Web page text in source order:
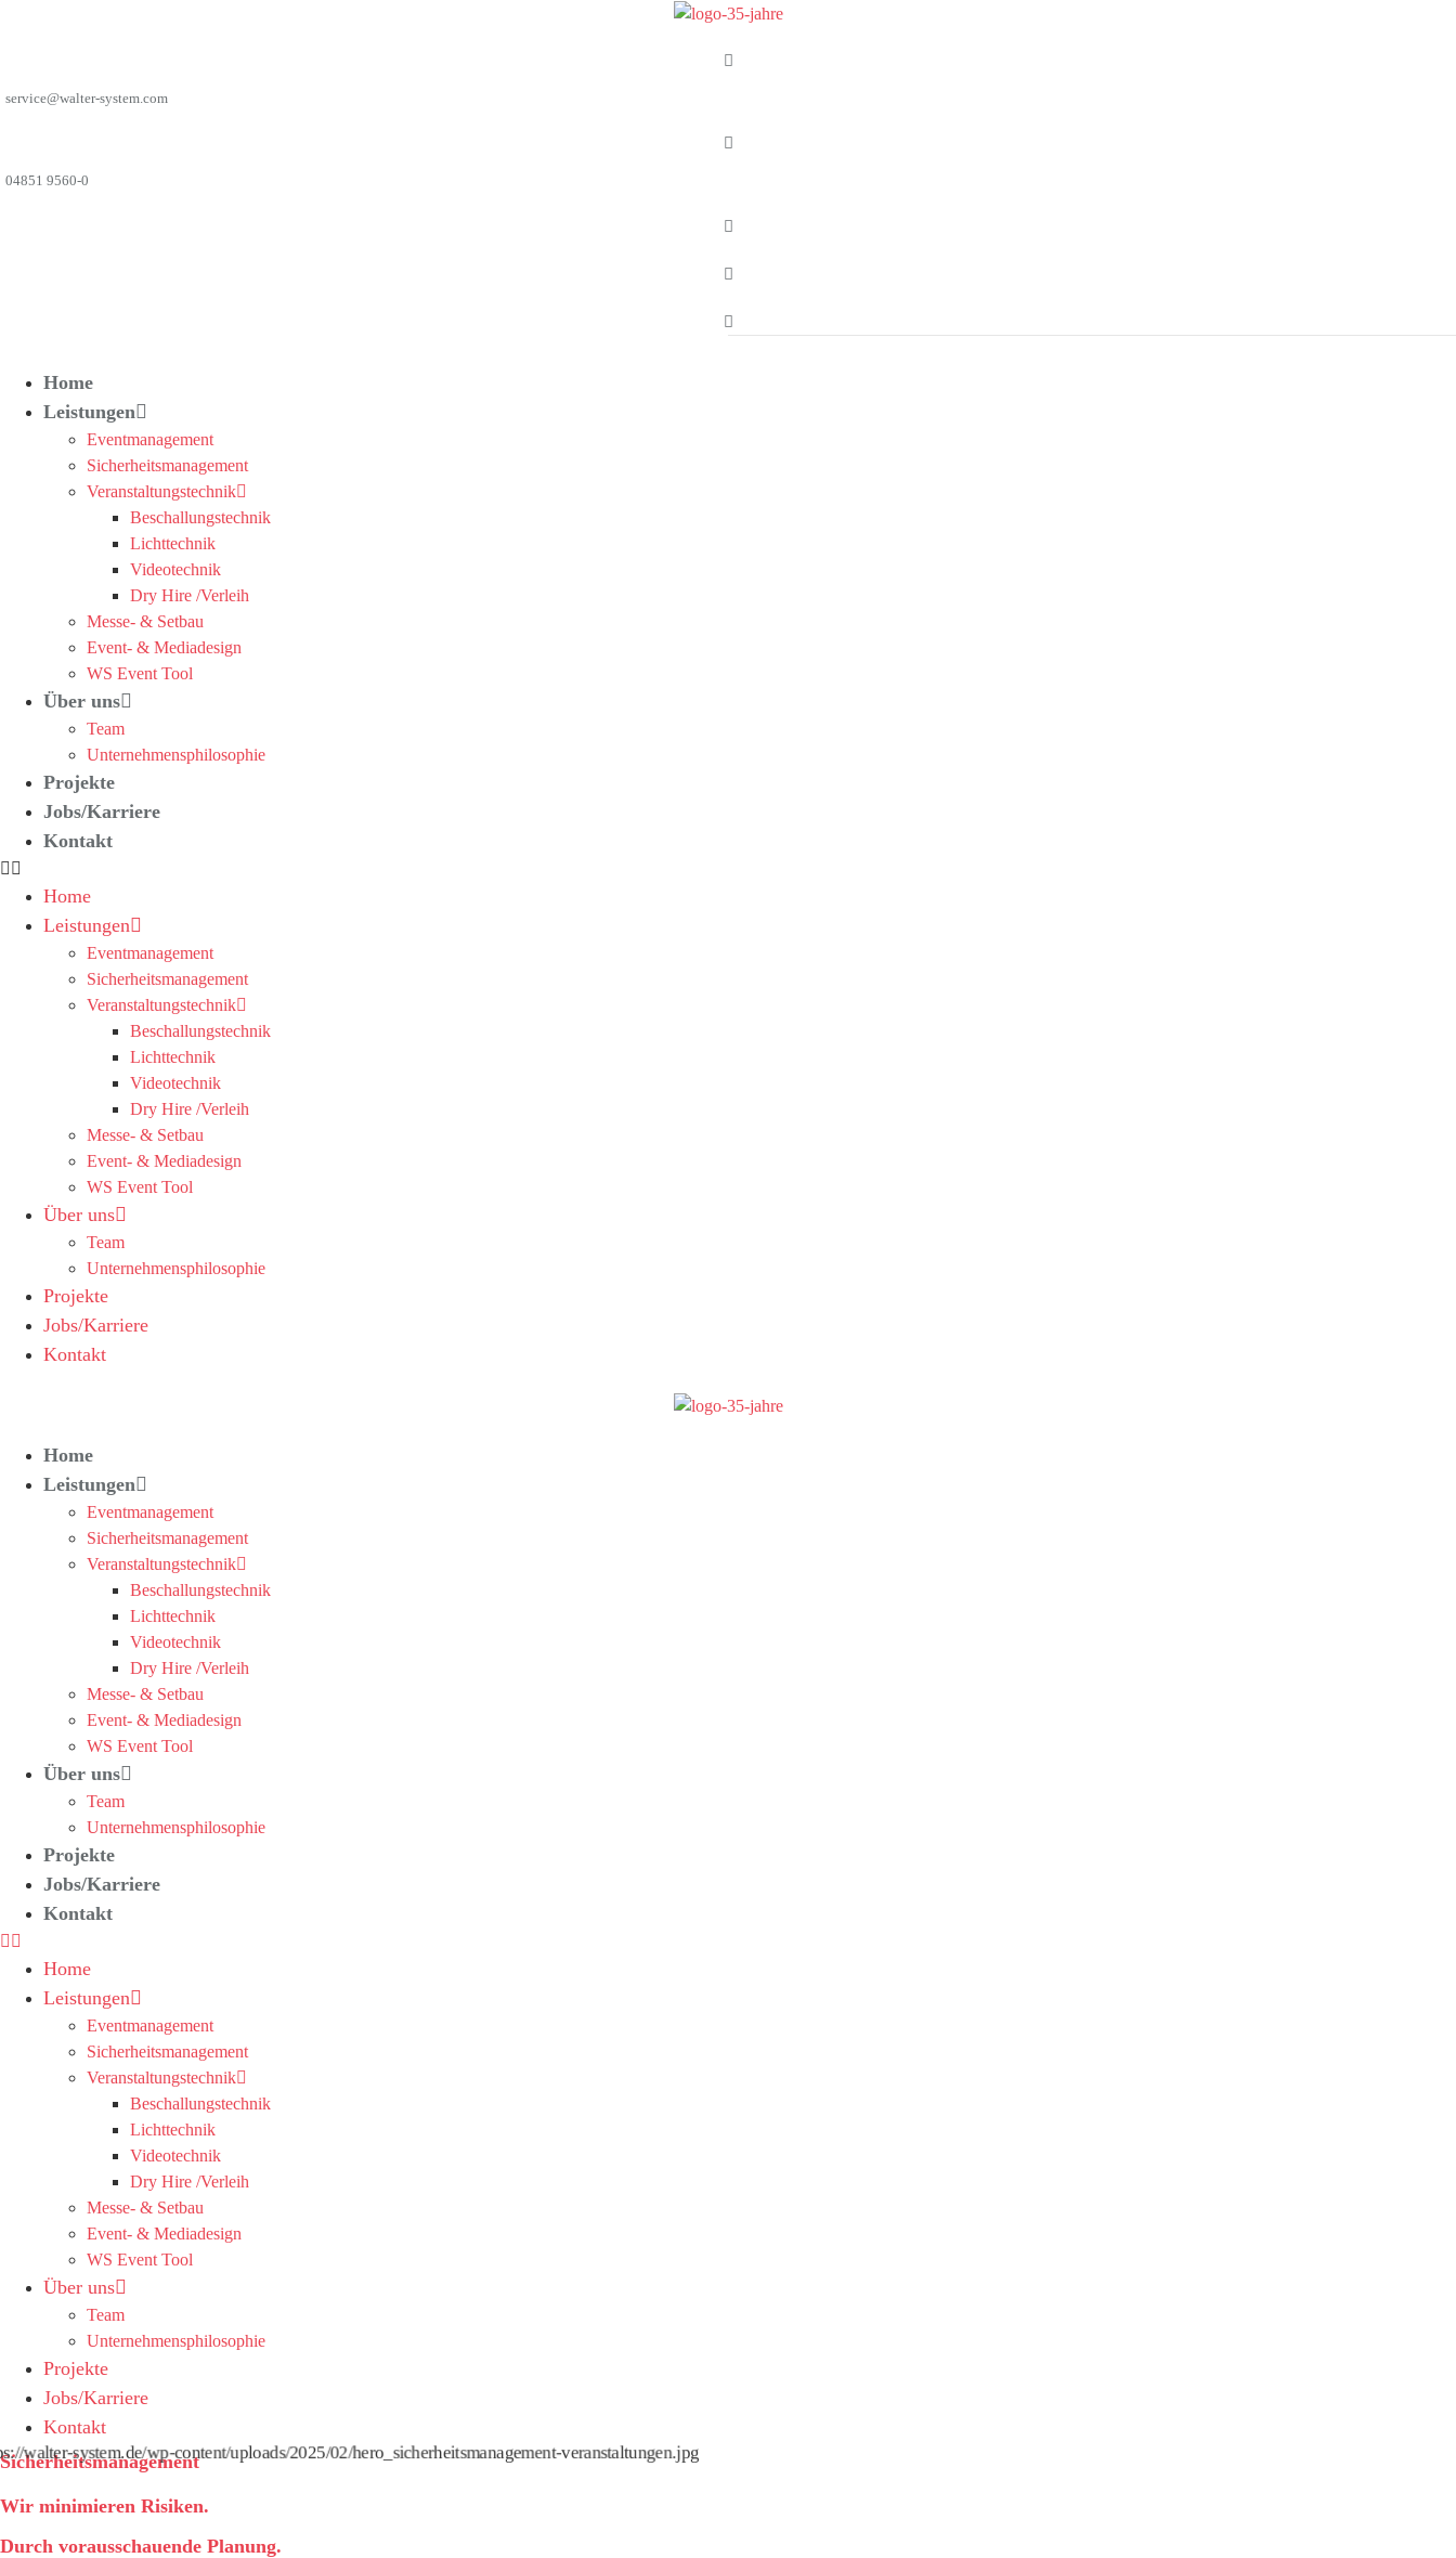
service@walter-system.com
04851 9560-0
Home
Leistungen
Eventmanagement
Sicherheitsmanagement
Veranstaltungstechnik
Beschallungstechnik
Lichttechnik
Videotechnik
Dry Hire /Verleih
Messe- & Setbau
Event- & Mediadesign
WS Event Tool
Über uns
Team
Unternehmensphilosophie
Projekte
Jobs/Karriere
Kontakt
Home
Leistungen
Eventmanagement
Sicherheitsmanagement
Veranstaltungstechnik
Beschallungstechnik
Lichttechnik
Videotechnik
Dry Hire /Verleih
Messe- & Setbau
Event- & Mediadesign
WS Event Tool
Über uns
Team
Unternehmensphilosophie
Projekte
Jobs/Karriere
Kontakt
Home
Leistungen
Eventmanagement
Sicherheitsmanagement
Veranstaltungstechnik
Beschallungstechnik
Lichttechnik
Videotechnik
Dry Hire /Verleih
Messe- & Setbau
Event- & Mediadesign
WS Event Tool
Über uns
Team
Unternehmensphilosophie
Projekte
Jobs/Karriere
Kontakt
Home
Leistungen
Eventmanagement
Sicherheitsmanagement
Veranstaltungstechnik
Beschallungstechnik
Lichttechnik
Videotechnik
Dry Hire /Verleih
Messe- & Setbau
Event- & Mediadesign
WS Event Tool
Über uns
Team
Unternehmensphilosophie
Projekte
Jobs/Karriere
Kontakt
walter-system.de/wp-content/uploads/2025/02/hero_sicherheitsmanagement-veranstaltungen.jpg
Sicherheitsmanagement
Wir minimieren Risiken.
Durch vorausschauende Planung.